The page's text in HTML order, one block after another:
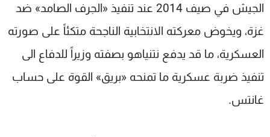
الجيش في صيف 2014 عند تنفيذ «الجرف الصامد» ضد
غزة، ويخوض معركته الانتخابية الناجحة متكئاً على صورته
العسكرية، ما قد يدفع نتنياهو بصفته وزيراً للدفاع الى
تنفيذ ضربة عسكرية ما تمنحه «بريق» القوة على حساب
غانتس.